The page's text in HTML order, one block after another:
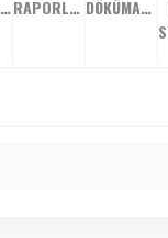
DUYURULAR RAPORLAR DÖKÜMANLAR